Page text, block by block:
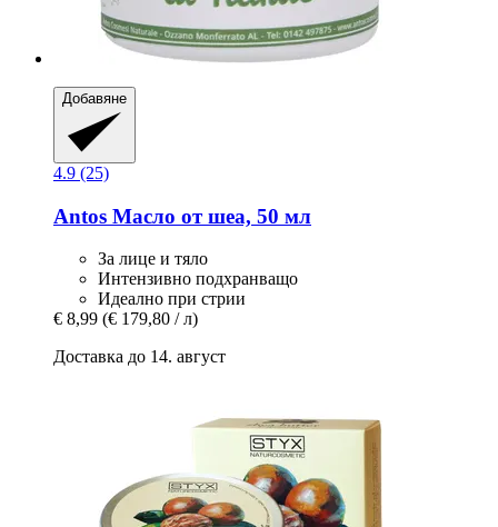
Добавяне
4.9 (25)
Antos Масло от шеа, 50 мл
За лице и тяло
Интензивно подхранващо
Идеално при стрии
€ 8,99 (€ 179,80 / л)
Доставка до 14. август